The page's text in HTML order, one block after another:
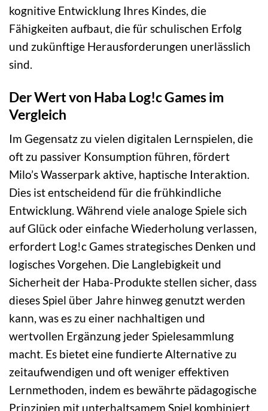
kognitive Entwicklung Ihres Kindes, die
Fähigkeiten aufbaut, die für schulischen Erfolg
und zukünftige Herausforderungen unerlässlich
sind.
Der Wert von Haba Log!c Games im
Vergleich
Im Gegensatz zu vielen digitalen Lernspielen, die
oft zu passiver Konsumption führen, fördert
Milo’s Wasserpark aktive, haptische Interaktion.
Dies ist entscheidend für die frühkindliche
Entwicklung. Während viele analoge Spiele sich
auf Glück oder einfache Wiederholung verlassen,
erfordert Log!c Games strategisches Denken und
logisches Vorgehen. Die Langlebigkeit und
Sicherheit der Haba-Produkte stellen sicher, dass
dieses Spiel über Jahre hinweg genutzt werden
kann, was es zu einer nachhaltigen und
wertvollen Ergänzung jeder Spielesammlung
macht. Es bietet eine fundierte Alternative zu
zeitaufwendigen und oft weniger effektiven
Lernmethoden, indem es bewährte pädagogische
Prinzipien mit unterhaltsamem Spiel kombiniert.